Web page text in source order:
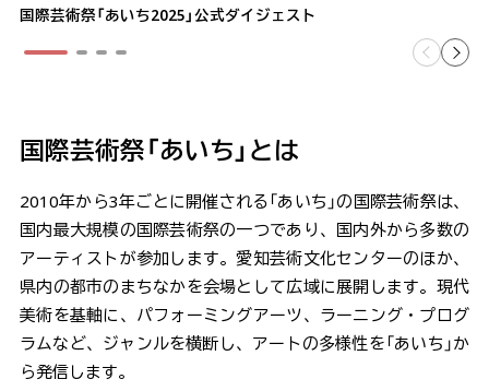
国際芸術祭「あいち2025」公式ダイジェスト
国際芸術祭「あいち」とは
2010年から3年ごとに開催される「あいち」の国際芸術祭は、
国内最大規模の国際芸術祭の一つであり、国内外から多数の
アーティストが参加します。愛知芸術文化センターのほか、
県内の都市のまちなかを会場として広域に展開します。現代
美術を基軸に、パフォーミングアーツ、ラーニング・プログ
ラムなど、ジャンルを横断し、アートの多様性を「あいち」か
ら発信します。